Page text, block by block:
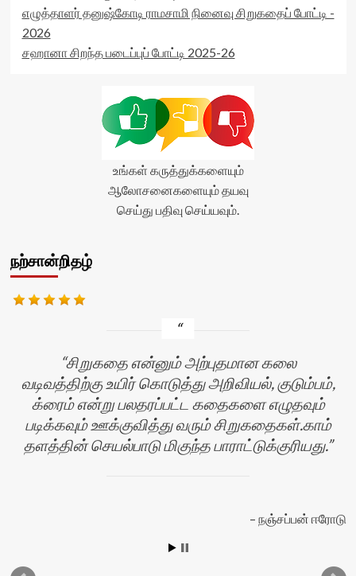
எழுத்தாளர் தனுஷ்கோடி ராமசாமி நினைவு சிறுகதைப் போட்டி -
2026
சஹானா சிறந்த படைப்புப் போட்டி 2025-26
உங்கள் கருத்துக்களையும்
ஆலோசனைகளையும் தயவு
செய்து பதிவு செய்யவும்.
நற்சான்றிதழ்
சிறுகதை என்னும் அற்புதமான கலை
வடிவத்திற்கு உயிர் கொடுத்து அறிவியல், குடும்பம்,
க்ரைம் என்று பலதரப்பட்ட கதைகளை எழுதவும்
படிக்கவும் ஊக்குவித்து வரும் சிறுகதைகள்.காம்
தளத்தின் செயல்பாடு மிகுந்த பாராட்டுக்குரியது.
நஞ்சப்பன் ஈரோடு